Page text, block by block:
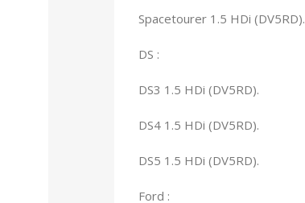
Spacetourer 1.5 HDi (DV5RD).
DS :
DS3 1.5 HDi (DV5RD).
DS4 1.5 HDi (DV5RD).
DS5 1.5 HDi (DV5RD).
Ford :